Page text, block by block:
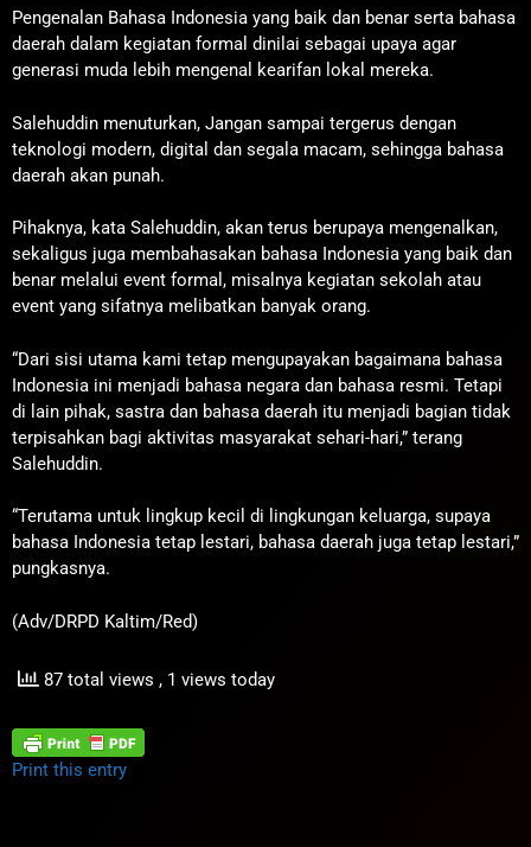
Pengenalan Bahasa Indonesia yang baik dan benar serta bahasa
daerah dalam kegiatan formal dinilai sebagai upaya agar
generasi muda lebih mengenal kearifan lokal mereka.
Salehuddin menuturkan, Jangan sampai tergerus dengan
teknologi modern, digital dan segala macam, sehingga bahasa
daerah akan punah.
Pihaknya, kata Salehuddin, akan terus berupaya mengenalkan,
sekaligus juga membahasakan bahasa Indonesia yang baik dan
benar melalui event formal, misalnya kegiatan sekolah atau
event yang sifatnya melibatkan banyak orang.
“Dari sisi utama kami tetap mengupayakan bagaimana bahasa
Indonesia ini menjadi bahasa negara dan bahasa resmi. Tetapi
di lain pihak, sastra dan bahasa daerah itu menjadi bagian tidak
terpisahkan bagi aktivitas masyarakat sehari-hari,” terang
Salehuddin.
“Terutama untuk lingkup kecil di lingkungan keluarga, supaya
bahasa Indonesia tetap lestari, bahasa daerah juga tetap lestari,”
pungkasnya.
(Adv/DRPD Kaltim/Red)
87 total views , 1 views today
Print this entry